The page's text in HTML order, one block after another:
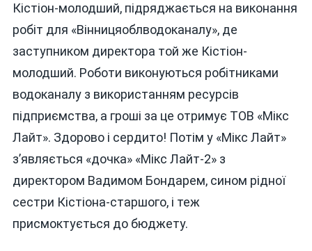
Кістіон-молодший, підряджається на виконання
робіт для «Вінницяоблводоканалу», де
заступником директора той же Кістіон-
молодший. Роботи виконуються робітниками
водоканалу з використанням ресурсів
підприємства, а гроші за це отримує ТОВ «Мікс
Лайт». Здорово і сердито! Потім у «Мікс Лайт»
з’являється «дочка» «Мікс Лайт‑2» з
директором Вадимом Бондарем, сином рідної
сестри Кістіона-старшого, і теж
присмоктується до бюджету.